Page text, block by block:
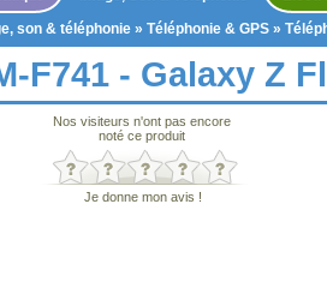
son & téléphonie » Téléphonie & GPS »
F741 - Galaxy Z
Nos visiteurs n'ont pas encore
noté ce produit
Je donne mon avis !